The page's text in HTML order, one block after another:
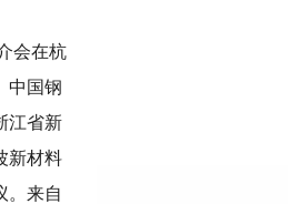
会在杭
中国钢
江省新
新材料
。来自